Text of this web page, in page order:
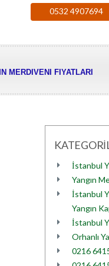
0532 4907694
MERDIVENI FIYATLARI
İstanbul
Yangın
İstanbul
Yangın
İstanbul
Orhanlı
0216